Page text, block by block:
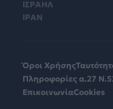
ΙΣΡΑΗΛ
ΙΡΑΝ
Όροι Χρήσης
Πληροφορίες α.27
ΕπικοινωνίαCookies